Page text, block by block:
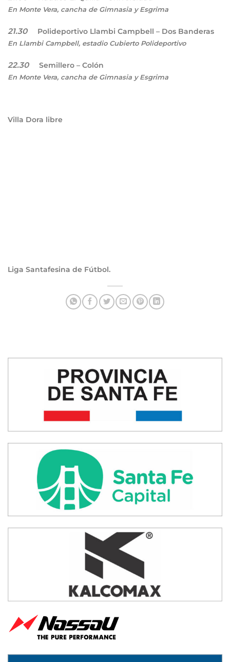
En Monte Vera, cancha de Gimnasia y Esgrima
21.30Polideportivo Llambi Campbell – Dos Banderas
En Llambi Campbell, estadio Cubierto Polideportivo
22.30Semillero – Colón
En Monte Vera, cancha de Gimnasia y Esgrima
Villa Dora libre
Liga Santafesina de Fútbol.